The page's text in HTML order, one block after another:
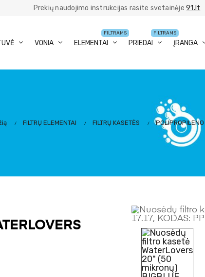
Prekių naudojimo instrukcijas rasite svetainėje91.lt
VONIA ELEMENTAI
FILTRAMS
PRIEDAI
FILTRAMS
ĮRANGA
FILTRŲ ELEMENTAI FILTRŲ KASETĖS POLIPROPILENO